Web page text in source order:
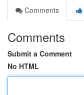
Comments
Comments
Submit a Comment
No HTML